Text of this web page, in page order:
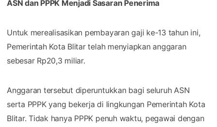
ASN dan PPPK Menjadi Sasaran Penerima
Untuk merealisasikan pembayaran gaji ke-13 tahun ini,
Pemerintah Kota Blitar telah menyiapkan anggaran
sebesar Rp20,3 miliar.
Anggaran tersebut diperuntukkan bagi seluruh ASN
serta PPPK yang bekerja di lingkungan Pemerintah Kota
Blitar. Tidak hanya PPPK penuh waktu, pegawai dengan